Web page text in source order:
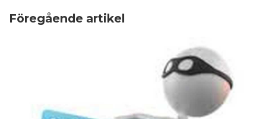
Föregående artikel